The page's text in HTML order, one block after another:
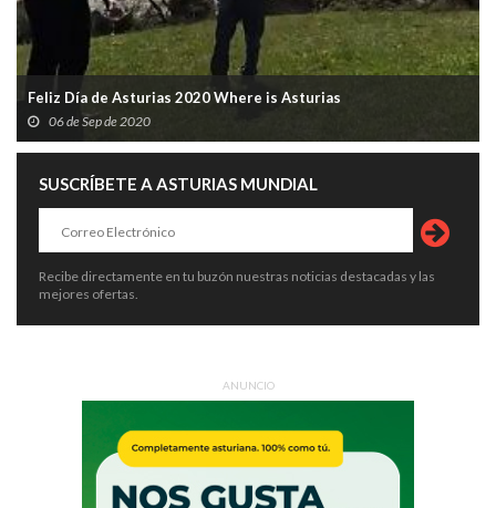
Feliz Día de Asturias 2020 Where is Asturias
06 de Sep de 2020
SUSCRÍBETE A ASTURIAS MUNDIAL
Recibe directamente en tu buzón nuestras noticias destacadas y las
mejores ofertas.
ANUNCIO